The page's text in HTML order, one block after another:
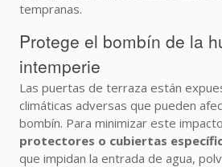
tempranas.
Protege el bombín de la
intemperie
Las puertas de terraza están
climáticas adversas que pueden
bombín. Para minimizar este
protectores o cubiertas
que impidan la entrada de agua,